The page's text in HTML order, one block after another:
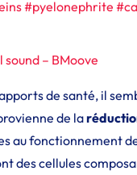
#pyelonephrite
– BMoove
de santé, il
de la
au fonctionnement
des cellules